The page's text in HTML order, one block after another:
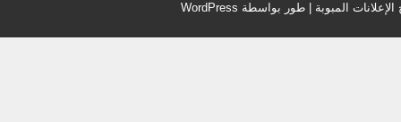
الإعلانات المبوبة | طور بواسطة WordPress